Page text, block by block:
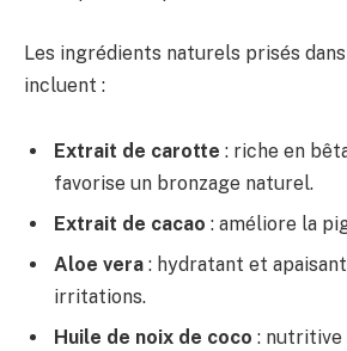
Les ingrédients naturels prisés
incluent :
Extrait de carotte : riche en
favorise un bronzage naturel.
Extrait de cacao : améliore la
Aloe vera : hydratant et
irritations.
Huile de noix de coco :